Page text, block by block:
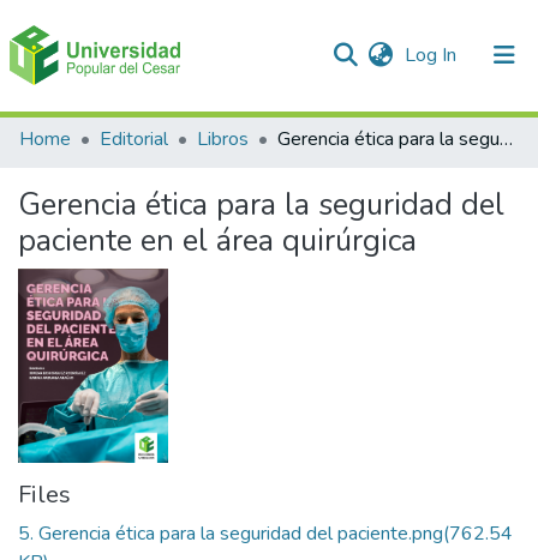
Log In (current)
Communities & Collections
Statistics
Home Editorial Libros Gerencia ética para la seguridad del paciente en el área quirúrgica
Gerencia ética para la seguridad del
paciente en el área quirúrgica
Files
5. Gerencia ética para la seguridad del paciente.png(762.54